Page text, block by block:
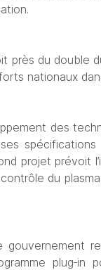
près du double
nationaux
des
spécifications
projet prévoit
du
gouvernement
plug‑in